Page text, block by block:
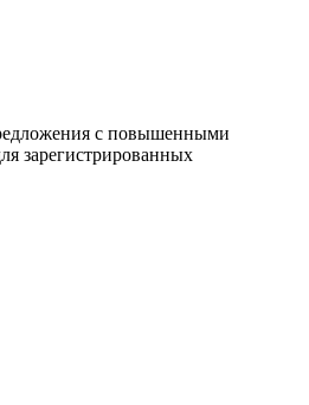
с повышенными
зарегистрированных